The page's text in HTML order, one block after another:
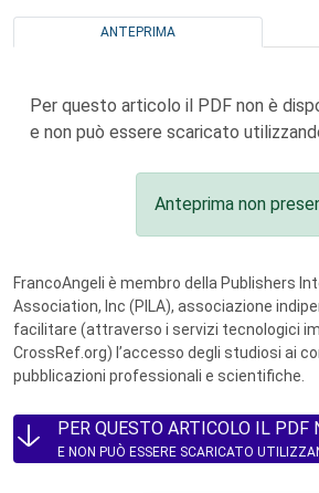
ANTEPRIMA
Per questo articolo il PDF non è
e non può essere scaricato
Anteprima non
FrancoAngeli è membro della Publishers
Association, Inc (PILA), associazione
facilitare (attraverso i servizi tecnologici
CrossRef.org) l’accesso degli studiosi ai
pubblicazioni professionali e scientifiche.
PER QUESTO ARTICOLO IL PDF
E NON PUÒ ESSERE SCARICATO